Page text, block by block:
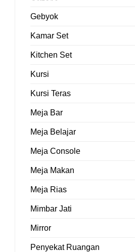
Gebyok
Kamar Set
Kitchen Set
Kursi
Kursi Teras
Meja Bar
Meja Belajar
Meja Console
Meja Makan
Meja Rias
Mimbar Jati
Mirror
Penyekat Ruangan